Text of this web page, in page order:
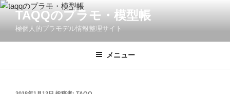
コ
ン
TAQQのプラモ・模型帳
極個人的プラモデル情報整理サイト
メニュー